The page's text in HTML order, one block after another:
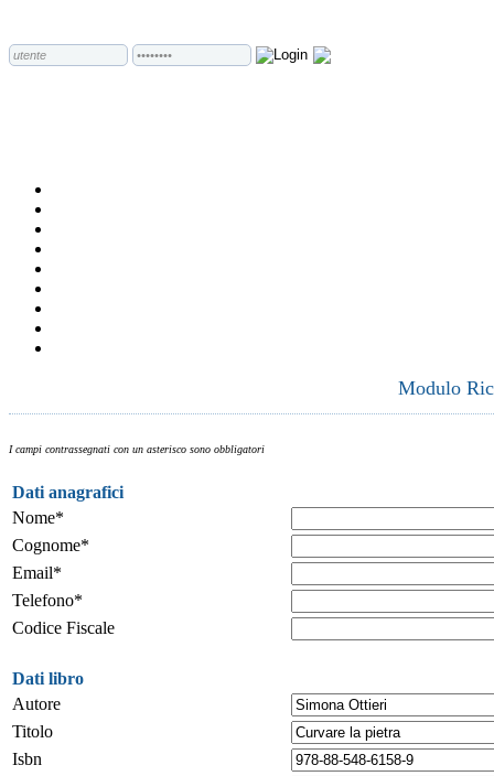
Modulo
I campi contrassegnati con un asterisco sono obbligatori
Dati anagrafici
Nome*
Cognome*
Email*
Telefono*
Codice Fiscale
Dati libro
Autore
Titolo
Isbn